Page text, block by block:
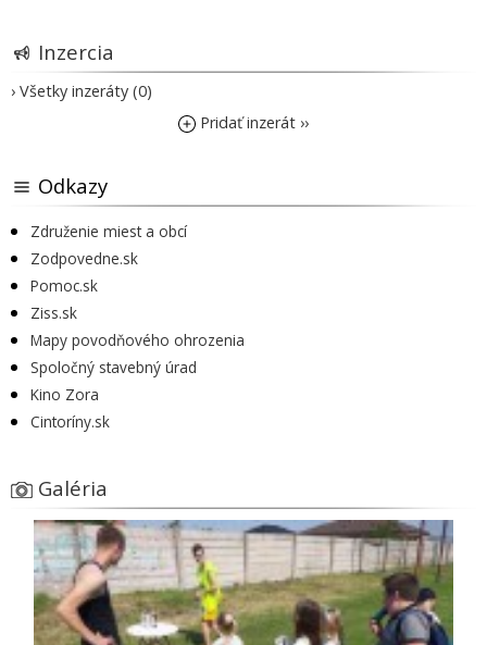
Inzercia
› Všetky inzeráty (0)
Pridať inzerát ››
Odkazy
Združenie miest a obcí
Zodpovedne.sk
Pomoc.sk
Ziss.sk
Mapy povodňového ohrozenia
Spoločný stavebný úrad
Kino Zora
Cintoríny.sk
Galéria